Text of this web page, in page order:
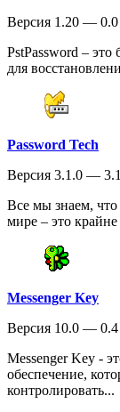
Версия 1.20 —
PstPassword – это
для
Password Tech
Версия 3.1.0 —
Все мы знаем,
мире – это
Messenger Key
Версия 10.0 —
Messenger Key -
обеспечение,
контролировать...